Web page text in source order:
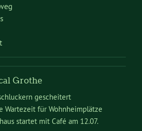
Grothe
gescheitert
Wartezeit für Wohnheimplätze
startet mit Café am 12.07.